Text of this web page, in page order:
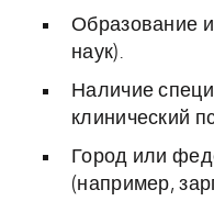
Образование и
наук).
Наличие
клинический
Город или
(например,